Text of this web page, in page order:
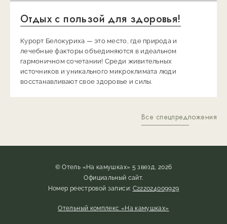
Отдых с пользой для здоровья!
Курорт Белокуриха — это место, где природа и
лечебные факторы объединяются в идеальном
гармоничном сочетании! Среди живительных
источников и уникального микроклимата люди
восстанавливают свое здоровье и силы.
Все спецпредложения
© Отель «На камушках» 5 звезд, 2026
Официальный сайт.
Номер реестровой записи: С222024009929
Отельный комплекс «На камушках»